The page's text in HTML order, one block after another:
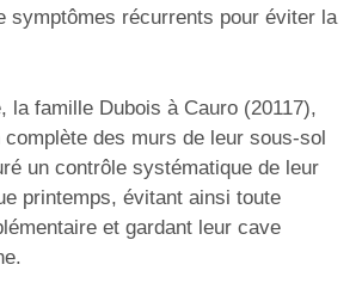
symptômes récurrents pour éviter la
la famille Dubois à Cauro (20117),
des murs de leur sous-sol
un contrôle systématique de leur
printemps, évitant ainsi toute
et gardant leur cave